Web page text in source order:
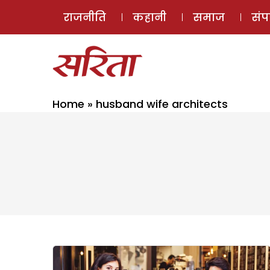
राजनीति कहानी समाज
Home » husband wife architects